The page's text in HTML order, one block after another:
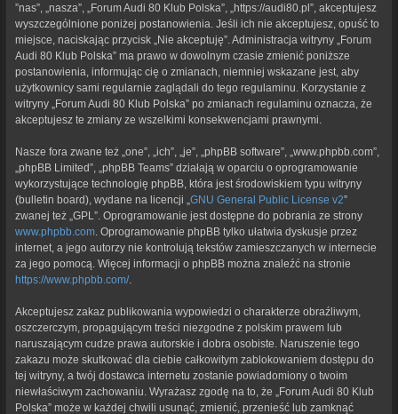
”nas”, „nasza”, „Forum Audi 80 Klub Polska”, „https://audi80.pl”, akceptujesz
wyszczególnione poniżej postanowienia. Jeśli ich nie akceptujesz, opuść to
miejsce, naciskając przycisk „Nie akceptuję”. Administracja witryny „Forum
Audi 80 Klub Polska” ma prawo w dowolnym czasie zmienić poniższe
postanowienia, informując cię o zmianach, niemniej wskazane jest, aby
użytkownicy sami regularnie zaglądali do tego regulaminu. Korzystanie z
witryny „Forum Audi 80 Klub Polska” po zmianach regulaminu oznacza, że
akceptujesz te zmiany ze wszelkimi konsekwencjami prawnymi.
Nasze fora zwane też „one”, „ich”, „je”, „phpBB software”, „www.phpbb.com”,
„phpBB Limited”, „phpBB Teams” działają w oparciu o oprogramowanie
wykorzystujące technologię phpBB, która jest środowiskiem typu witryny
(bulletin board), wydane na licencji „GNU General Public License v2”
zwanej też „GPL”. Oprogramowanie jest dostępne do pobrania ze strony
www.phpbb.com. Oprogramowanie phpBB tylko ułatwia dyskusje przez
internet, a jego autorzy nie kontrolują tekstów zamieszczanych w internecie
za jego pomocą. Więcej informacji o phpBB można znaleźć na stronie
https://www.phpbb.com/.
Akceptujesz zakaz publikowania wypowiedzi o charakterze obraźliwym,
oszczerczym, propagującym treści niezgodne z polskim prawem lub
naruszającym cudze prawa autorskie i dobra osobiste. Naruszenie tego
zakazu może skutkować dla ciebie całkowitym zablokowaniem dostępu do
tej witryny, a twój dostawca internetu zostanie powiadomiony o twoim
niewłaściwym zachowaniu. Wyrażasz zgodę na to, że „Forum Audi 80 Klub
Polska” może w każdej chwili usunąć, zmienić, przenieść lub zamknąć